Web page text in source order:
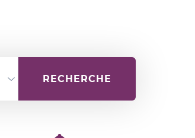
RECHERCHE